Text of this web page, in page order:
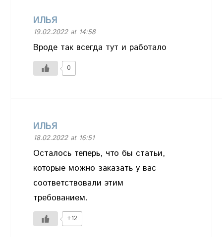
ИЛЬЯ
19.02.2022 at 14:58
Вроде так всегда тут и работало
0
ИЛЬЯ
18.02.2022 at 16:51
Осталось теперь, что бы статьи,
которые можно заказать у вас
соответствовали этим
требованием.
+12